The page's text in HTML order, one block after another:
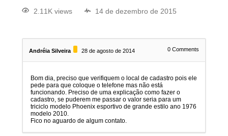
2.11K views 14 de dezembro de 2015
Andréia Silveira 28 de agosto de 2014 0 Comments
Bom dia, preciso que verifiquem o local de cadastro pois ele
pede para que coloque o telefone mas não está
funcionando. Preciso de uma explicação como fazer o
cadastro, se puderem me passar o valor seria para um
triciclo modelo Phoenix esportivo de grande estilo ano 1976
modelo 2010.
Fico no aguardo de algum contato.